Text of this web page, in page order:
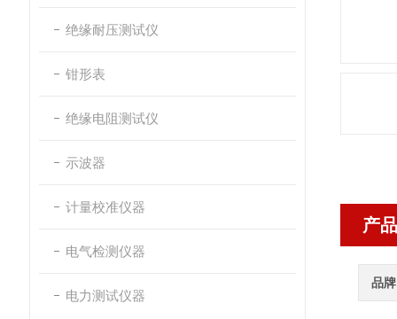
绝缘耐压测试仪
钳形表
绝缘电阻测试仪
示波器
计量校准仪器
电气检测仪器
电力测试仪器
产
品牌